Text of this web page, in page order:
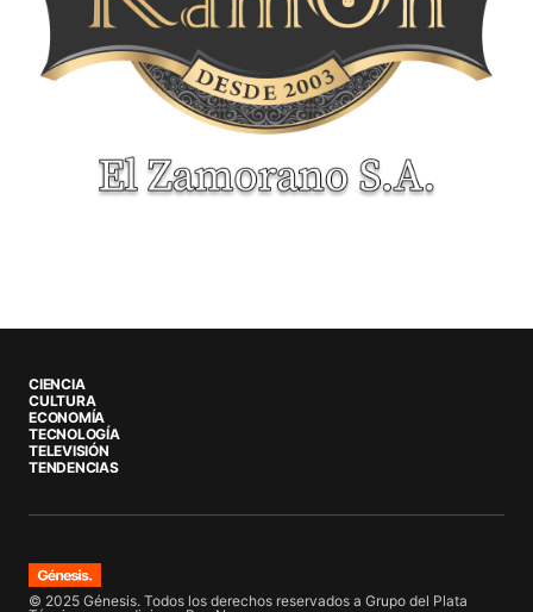
CIENCIA
CULTURA
ECONOMÍA
TECNOLOGÍA
TELEVISIÓN
TENDENCIAS
© 2025 Génesis. Todos los derechos reservados a Grupo del Plata